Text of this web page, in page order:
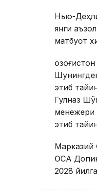
Нью-
янги
матбуот
этиб
Гулназ
менежери
этиб
Марказий
ОCА
2028